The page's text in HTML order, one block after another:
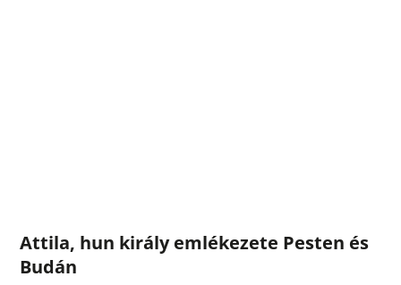
Attila, hun király emlékezete Pesten és
Budán